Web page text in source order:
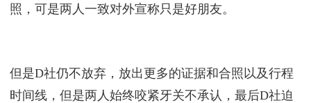
照，可是两人一致对外宣称只是好朋友。
但是D社仍不放弃，放出更多的证据和合照以及行程
时间线，但是两人始终咬紧牙关不承认，最后D社迫